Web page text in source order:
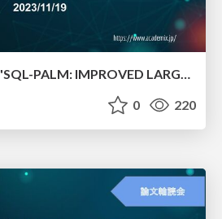
0 220